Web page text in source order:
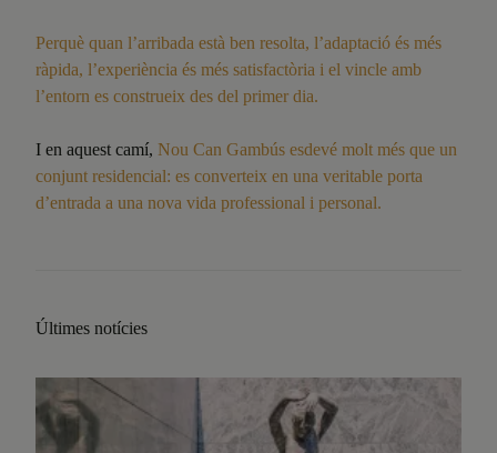
Perquè quan l’arribada està ben resolta, l’adaptació és més
ràpida, l’experiència és més satisfactòria i el vincle amb
l’entorn es construeix des del primer dia.
I en aquest camí, Nou Can Gambús esdevé molt més que un
conjunt residencial: es converteix en una veritable porta
d’entrada a una nova vida professional i personal.
Últimes notícies